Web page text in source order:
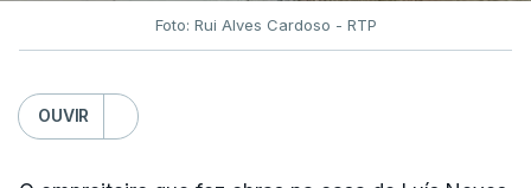
Foto: Rui Alves Cardoso - RTP
OUVIR